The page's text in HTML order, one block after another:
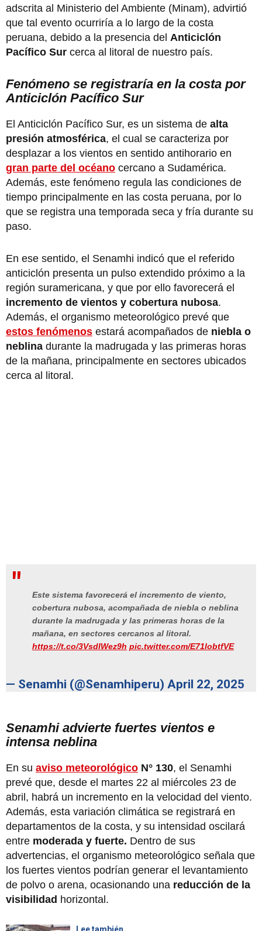
adscrita al Ministerio del Ambiente (Minam), advirtió
que tal evento ocurriría a lo largo de la costa
peruana, debido a la presencia del Anticiclón
Pacífico Sur cerca al litoral de nuestro país.
Fenómeno se registraría en la costa por
Anticiclón Pacífico Sur
El Anticiclón Pacífico Sur, es un sistema de alta
presión atmosférica, el cual se caracteriza por
desplazar a los vientos en sentido antihorario en
gran parte del océano cercano a Sudamérica.
Además, este fenómeno regula las condiciones de
tiempo principalmente en las costa peruana, por lo
que se registra una temporada seca y fría durante su
paso.
En ese sentido, el Senamhi indicó que el referido
anticiclón presenta un pulso extendido próximo a la
región suramericana, y que por ello favorecerá el
incremento de vientos y cobertura nubosa.
Además, el organismo meteorológico prevé que
estos fenómenos estará acompañados de niebla o
neblina durante la madrugada y las primeras horas
de la mañana, principalmente en sectores ubicados
cerca al litoral.
Este sistema favorecerá el incremento de viento,
cobertura nubosa, acompañada de niebla o neblina
durante la madrugada y las primeras horas de la
mañana, en sectores cercanos al litoral.
https://t.co/3VsdIWez9h pic.twitter.com/E71lobtfVE
— Senamhi (@Senamhiperu) April 22, 2025
Senamhi advierte fuertes vientos e
intensa neblina
En su aviso meteorológico N° 130, el Senamhi
prevé que, desde el martes 22 al miércoles 23 de
abril, habrá un incremento en la velocidad del viento.
Además, esta variación climática se registrará en
departamentos de la costa, y su intensidad oscilará
entre moderada y fuerte. Dentro de sus
advertencias, el organismo meteorológico señala que
los fuertes vientos podrían generar el levantamiento
de polvo o arena, ocasionando una reducción de la
visibilidad horizontal.